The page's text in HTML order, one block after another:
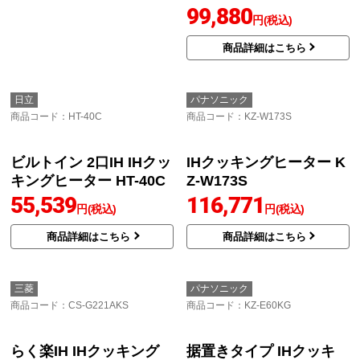
99,880円(税込)
商品詳細はこちら
日立
商品コード ：HT-40C
ビルトイン 2口IH IHクッ
キングヒーター HT-40C
55,539円(税込)
商品詳細はこちら
パナソニック
商品コード ：KZ-W173S
IHクッキングヒーター K
Z-W173S
116,771 円(税込)
商品詳細はこちら
三菱
商品コード ：CS-G221AKS
らく楽IH IHクッキング
パナソニック
商品コード ：KZ-E60KG
据置きタイプ IHクッキ